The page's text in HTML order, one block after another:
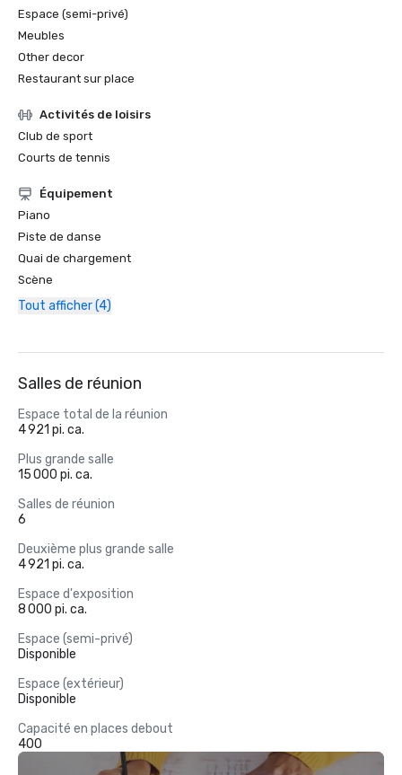
Espace (semi-privé)
Meubles
Other decor
Restaurant sur place
Activités de loisirs
Club de sport
Courts de tennis
Équipement
Piano
Piste de danse
Quai de chargement
Scène
Tout afficher (4)
Salles de réunion
Espace total de la réunion
4 921 pi. ca.
Plus grande salle
15 000 pi. ca.
Salles de réunion
6
Deuxième plus grande salle
4 921 pi. ca.
Espace d'exposition
8 000 pi. ca.
Espace (semi-privé)
Disponible
Espace (extérieur)
Disponible
Capacité en places debout
400